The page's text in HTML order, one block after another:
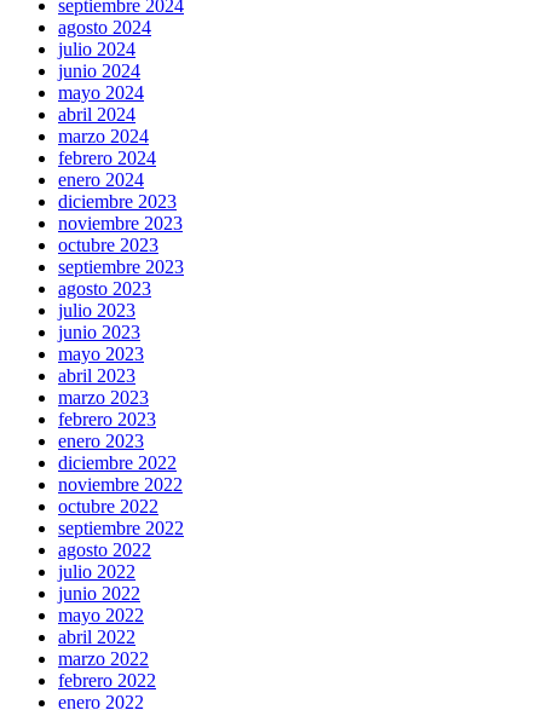
septiembre 2024
agosto 2024
julio 2024
junio 2024
mayo 2024
abril 2024
marzo 2024
febrero 2024
enero 2024
diciembre 2023
noviembre 2023
octubre 2023
septiembre 2023
agosto 2023
julio 2023
junio 2023
mayo 2023
abril 2023
marzo 2023
febrero 2023
enero 2023
diciembre 2022
noviembre 2022
octubre 2022
septiembre 2022
agosto 2022
julio 2022
junio 2022
mayo 2022
abril 2022
marzo 2022
febrero 2022
enero 2022